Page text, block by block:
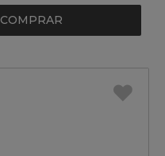
COMPRAR